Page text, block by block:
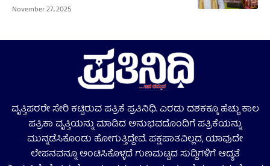
November 27, 2025
ವೃತ್ತಿಪರರೇ ಸೇರಿ ಕಟ್ಟಿರುವ ಪತ್ರಿಕೆ ಪ್ರತಿನಿಧಿ. ಎರಡು ದಶಕಕ್ಕೂ ಹೆಚ್ಚು ಕಾಲ
ಪತ್ರಿಕಾ ವೃತ್ತಿಯನ್ನು ಮಾಡಿದ ಅನುಭವದೊಂದಿಗೆ ಪತ್ರಿಕೆಯನ್ನು
ಮುನ್ನಡೆಸಿಕೊಂಡು ಹೋಗುತ್ತಿದ್ದೇವೆ. ಪಕ್ಷಪಾತವಿಲ್ಲದ, ಯಾವುದೇ
ಲೇಪನವನ್ನೂ ಅಂಟಿಸಿಕೊಳ್ಳದೆ ಗುಣಮಟ್ಟದ ಸುದ್ದಿಗಳಿಗೆ ಆದ್ಯತೆ